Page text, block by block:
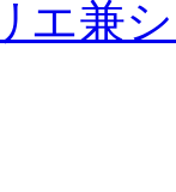
エ兼